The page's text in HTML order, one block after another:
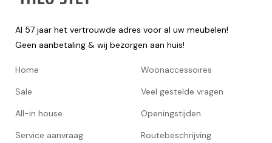
Al 57 jaar het vertrouwde adres voor al uw meubelen!
Geen aanbetaling & wij bezorgen aan huis!
Home
Sale
All-in house
Service aanvraag
Woonaccessoires
Veel gestelde vragen
Openingstijden
Routebeschrijving